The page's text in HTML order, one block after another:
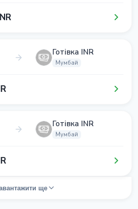
Готівка INR
Мумбай
Готівка INR
Мумбай
ще